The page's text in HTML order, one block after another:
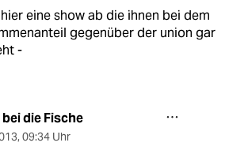
eine show ab die ihnen bei dem
gegenüber der union gar
-
die Fische
, 09:34 Uhr